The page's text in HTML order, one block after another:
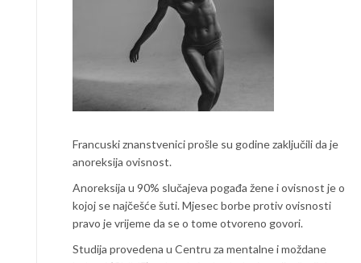
Francuski znanstvenici prošle su godine zaključili da je
anoreksija ovisnost.
Anoreksija u 90% slučajeva pogađa žene i ovisnost je o
kojoj se najčešće šuti. Mjesec borbe protiv ovisnosti
pravo je vrijeme da se o tome otvoreno govori.
Studija provedena u Centru za mentalne i moždane